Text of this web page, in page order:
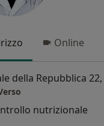
Online
della Repubblica
nutrizionale